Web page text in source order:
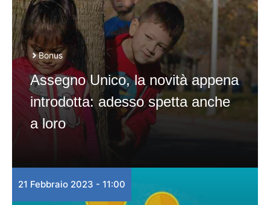
Bonus
Assegno Unico, la novità appena
introdotta: adesso spetta anche
a loro
21 Febbraio 2023 - 11:00